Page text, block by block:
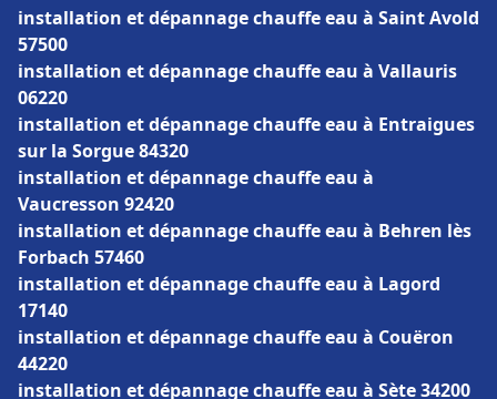
installation et dépannage chauffe eau à Saint Avold
57500
installation et dépannage chauffe eau à Vallauris
06220
installation et dépannage chauffe eau à Entraigues
sur la Sorgue 84320
installation et dépannage chauffe eau à
Vaucresson 92420
installation et dépannage chauffe eau à Behren lès
Forbach 57460
installation et dépannage chauffe eau à Lagord
17140
installation et dépannage chauffe eau à Couëron
44220
installation et dépannage chauffe eau à Sète 34200